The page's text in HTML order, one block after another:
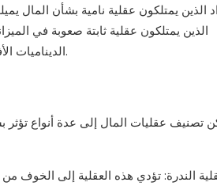
الذين يمتلكون عقلية نامية بشأن المال
الذين يمتلكون عقلية ثابتة صعوبة في
الديناميات الأفراد في تنمية عادات مالية أكثر صحة وتحسين رفاههم المالي العام.
تصنيف عقليات المال إلى عدة أنواع تؤثر